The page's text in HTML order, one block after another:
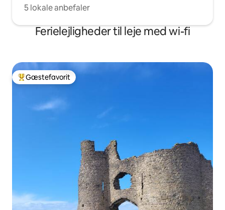
5 lokale anbefaler
Ferielejligheder til leje med wi-fi
Bedste gæstefavorit
Gæstefavorit